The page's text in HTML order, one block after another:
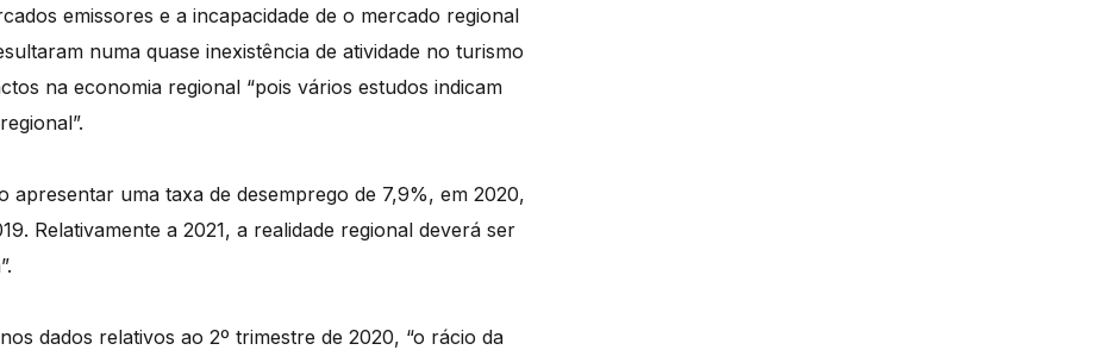
emissores e a incapacidade de o mercado regional
numa quase inexistência de atividade no turismo
na economia regional “pois vários estudos indicam
apresentar uma taxa de desemprego de 7,9%, em 2020,
Relativamente a 2021, a realidade regional deverá ser
dados relativos ao 2º trimestre de 2020, “o rácio da